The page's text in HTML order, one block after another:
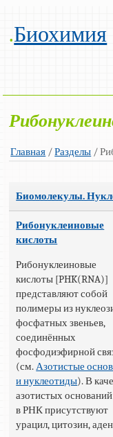
.Биохимия
Главная /Разделы /
Биомолекулы.
Рибонуклеиновые
кислоты
Рибонуклеиновые
кислоты [PHK(RNA)]
представляют собой
полимеры из
фосфатных звеньев,
соединённых
фосфодиэфирной
(см.Азотистые
и нуклеотиды). В
азотистых оснований
в РНК присутствуют
урацил, цитозин,